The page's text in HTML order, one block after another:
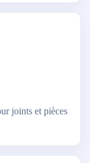
joints et pièces